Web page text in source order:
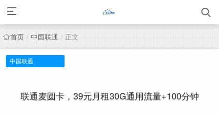
首页 / 中国联通 / 正文
中国联通
联通麦圆卡，39元月租30G通用流量+100分钟